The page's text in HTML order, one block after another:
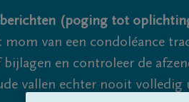
(poging tot
van een condoléance
en controleer de
vallen echter nooit volledig